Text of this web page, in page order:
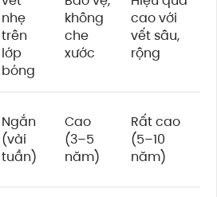
nhẹ
trên
lớp
bóng
không
che
xước
cao với
vết sâu,
rộng
Ngắn
(vài
tuần)
Cao
(3–5
năm)
Rất cao
(5–10
năm)